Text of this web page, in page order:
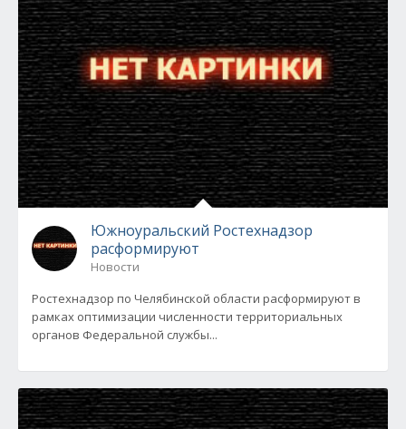
Южноуральский Ростехнадзор
расформируют
Новости
Ростехнадзор по Челябинской области расформируют в
рамках оптимизации численности территориальных
органов Федеральной службы...